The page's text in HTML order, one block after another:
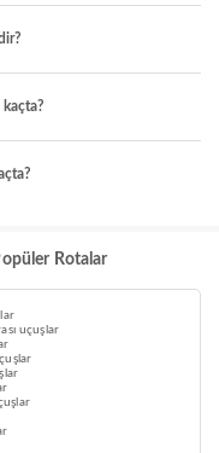
Rotalar
uçuşlar